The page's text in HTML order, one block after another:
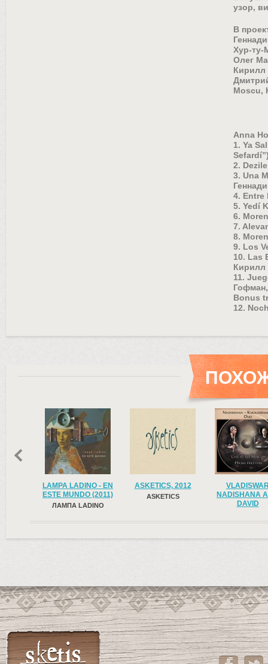
узор,
В
Хур-ту-
Олег
Кирилл
Moscu,
Anna
1. Ya
2.
3. Una
4. Entre
5. Yedí
6.
7.
8.
9. Los
10. Las
Кирилл
11.
Bonus
12.
LAMPA LADINO - EN
ESTE MUNDO (2011)
ЛАМПА LADINO
ASKETICS, 2012
ASKETICS
NADISHANA
DAVID
DUO – LIVE AT
DRUM